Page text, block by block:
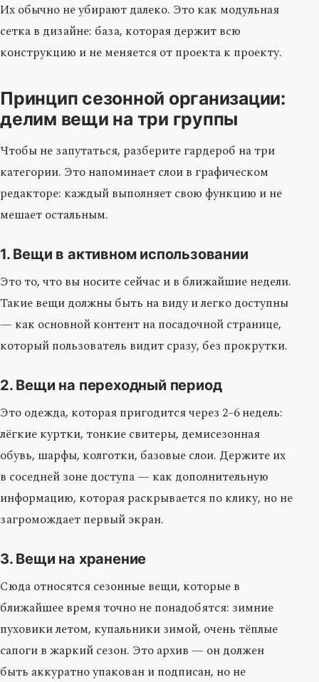
Их обычно не убирают далеко. Это как модульная
сетка в дизайне: база, которая держит всю
конструкцию и не меняется от проекта к проекту.
Принцип сезонной организации:
делим вещи на три группы
Чтобы не запутаться, разберите гардероб на три
категории. Это напоминает слои в графическом
редакторе: каждый выполняет свою функцию и не
мешает остальным.
1. Вещи в активном использовании
Это то, что вы носите сейчас и в ближайшие недели.
Такие вещи должны быть на виду и легко доступны
— как основной контент на посадочной странице,
который пользователь видит сразу, без прокрутки.
2. Вещи на переходный период
Это одежда, которая пригодится через 2–6 недель:
лёгкие куртки, тонкие свитеры, демисезонная
обувь, шарфы, колготки, базовые слои. Держите их
в соседней зоне доступа — как дополнительную
информацию, которая раскрывается по клику, но не
загромождает первый экран.
3. Вещи на хранение
Сюда относятся сезонные вещи, которые в
ближайшее время точно не понадобятся: зимние
пуховики летом, купальники зимой, очень тёплые
сапоги в жаркий сезон. Это архив — он должен
быть аккуратно упакован и подписан, но не